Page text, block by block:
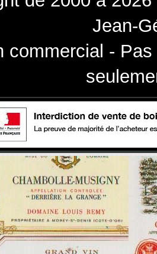
Jean-
commercial -